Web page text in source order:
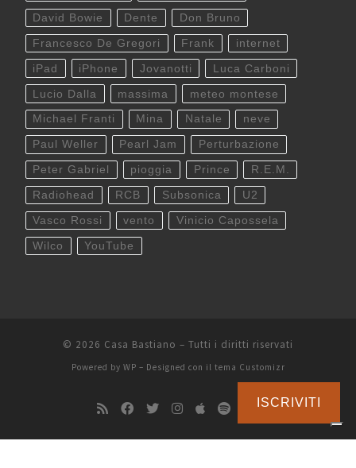
David Bowie Dente Don Bruno
Francesco De Gregori Frank internet
iPad iPhone Jovanotti Luca Carboni
Lucio Dalla massima meteo montese
Michael Franti Mina Natale neve
Paul Weller Pearl Jam Perturbazione
Peter Gabriel pioggia Prince R.E.M.
Radiohead RCB Subsonica U2
Vasco Rossi vento Vinicio Capossela
Wilco YouTube
© 2026 Casa Bastiano – Tutti i diritti riservati
Powered by WP – Designed con il tema Customizr
ISCRIVITI